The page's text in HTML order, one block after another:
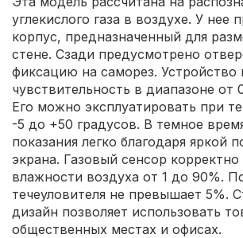
углекислого газа в воздухе. У нее
корпус, предназначенный для
стене. Сзади предусмотрено
фиксацию на саморез. Устройство
чувствительность в диапазоне от
Его можно эксплуатировать при
-5 до +50 градусов. В темное
показания легко благодаря яркой
экрана. Газовый сенсор корректно
влажности воздуха от 1 до 90%.
течеуловителя не превышает 5%.
дизайн позволяет использовать
общественных местах и офисах.